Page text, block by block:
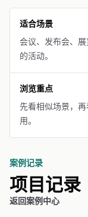
适合场景
会议、发布会、
的活动。
浏览重点
先看相似场景，
用。
案例记录
项目记录
返回案例中心